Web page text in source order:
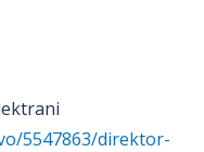
5547863/direktor-